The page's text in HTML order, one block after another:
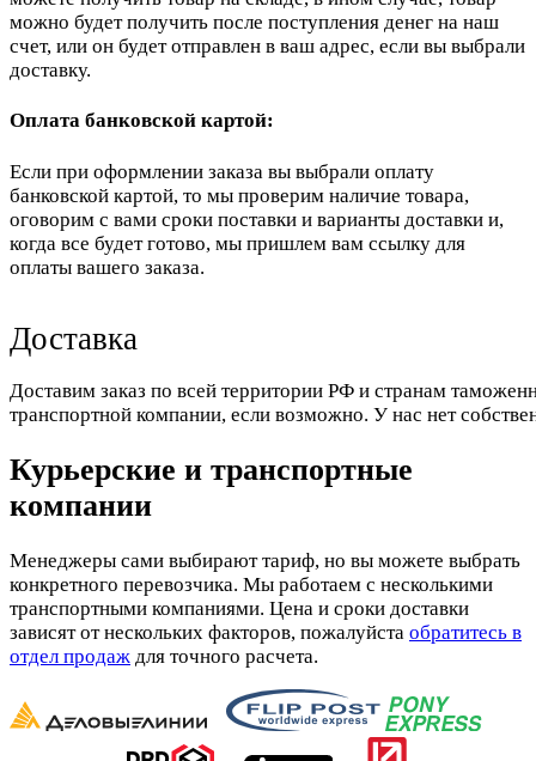
можно будет получить после поступления денег на наш
счет, или он будет отправлен в ваш адрес, если вы выбрали
доставку.
Оплата банковской картой:
Если при оформлении заказа вы выбрали оплату
банковской картой, то мы проверим наличие товара,
оговорим с вами сроки поставки и варианты доставки и,
когда все будет готово, мы пришлем вам ссылку для
оплаты вашего заказа.
Доставка
Доставим заказ по всей территории РФ и странам
транспортной компании, если возможно. У нас нет
Курьерские и транспортные
компании
Менеджеры сами выбирают тариф, но вы можете выбрать
конкретного перевозчика. Мы работаем с несколькими
транспортными компаниями. Цена и сроки доставки
зависят от нескольких факторов, пожалуйста обратитесь в
отдел продаж для точного расчета.